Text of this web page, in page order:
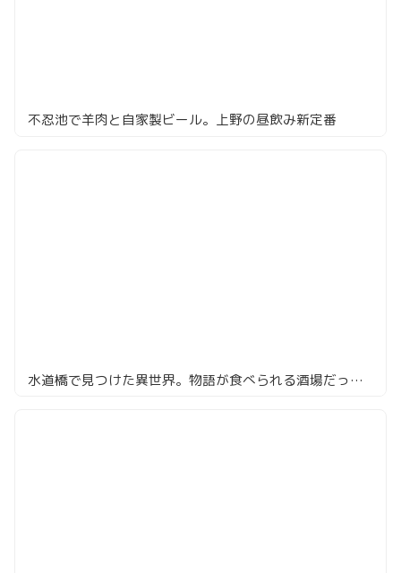
不忍池で羊肉と自家製ビール。上野の昼飲み新定番
水道橋で見つけた異世界。物語が食べられる酒場だった！